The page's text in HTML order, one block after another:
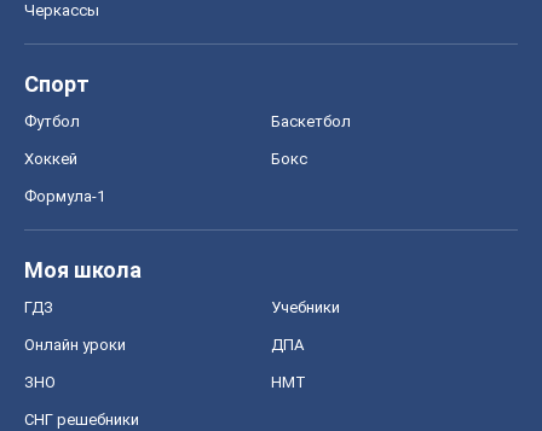
Черкассы
Спорт
Футбол Баскетбол
Хоккей Бокс
Формула-1
Моя школа
ГДЗ Учебники
Онлайн уроки ДПА
ЗНО НМТ
СНГ решебники